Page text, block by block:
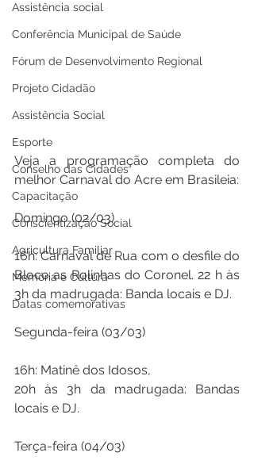
Assistência social
Conferência Municipal de Saúde
Fórum de Desenvolvimento Regional
Projeto Cidadão
Assistência Social
Esporte
Conselho das Cidades
Capacitação
Conscientização Social
Agricultura Familiar
Memória e Cultura
Datas comemorativas
Veja a programação completa do
Domingo (02/03)
16h: Carnaval de Rua com o desfile do
Bloco as Rolinhas do Coronel. 22 h às
3h da madrugada: Banda locais e DJ.
Segunda-feira (03/03)
16h: Matinê dos Idosos,
20h às 3h da madrugada: Bandas
locais e DJ.
Terça-feira (04/03)